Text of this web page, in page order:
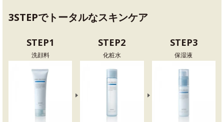
3STEPでトータルなスキンケア
STEP1
洗顔料
STEP2
化粧水
STEP3
保湿液